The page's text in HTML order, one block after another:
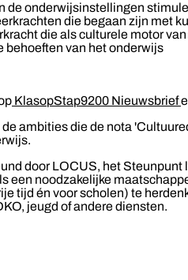
de onderwijsinstellingen
die begaan zijn met
die als culturele motor
behoeften van het onderwijs
KlasopStap9200 Nieuwsbrief
ambities die de nota
door LOCUS, het
een noodzakelijke
tijd én voor scholen) te
jeugd of andere diensten.